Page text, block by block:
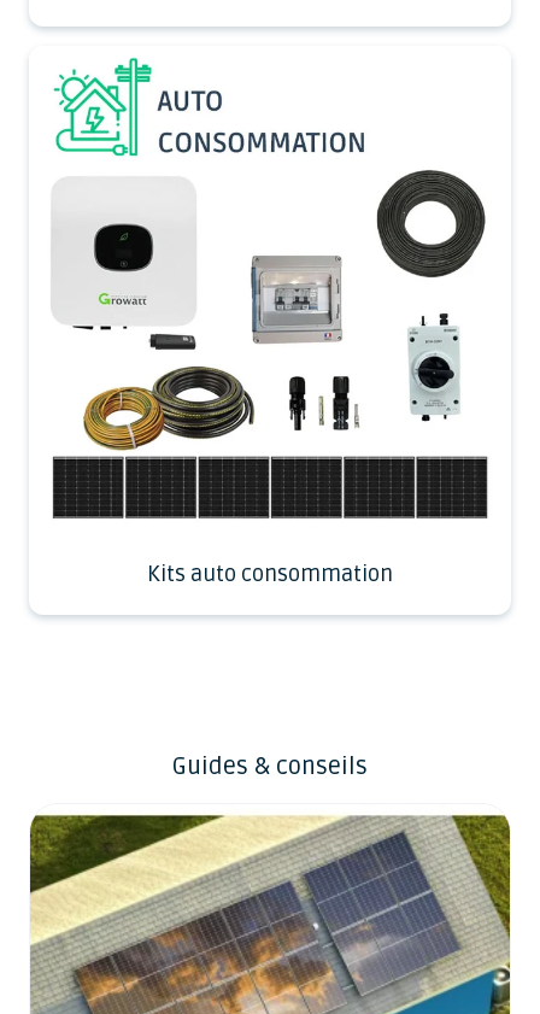
Kits auto consommation
Guides & conseils